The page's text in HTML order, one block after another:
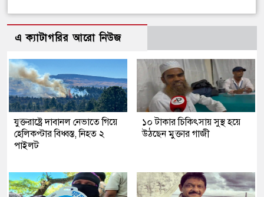
এ ক্যাটাগরির আরো নিউজ
যুক্তরাষ্ট্রে দাবানল নেভাতে গিয়ে
হেলিকপ্টার বিধ্বস্ত, নিহত ২
পাইলট
১০ টাকার চিকিৎসায় সুস্থ হয়ে
উঠছেন মুক্তার গাজী